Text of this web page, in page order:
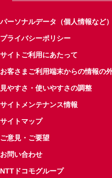
パーソナルデータ（個人情報など
プライバシーポリシー
サイトご利用にあたって
お客さまご利用端末からの情報の
見やすさ・使いやすさの調整
サイトメンテナンス情報
サイトマップ
ご意見・ご要望
お問い合わせ
NTTドコモグループ